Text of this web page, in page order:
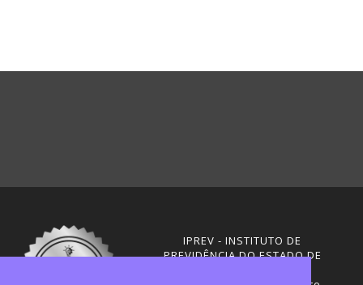
IPREV - INSTITUTO DE
PREVIDÊNCIA DO ESTADO DE